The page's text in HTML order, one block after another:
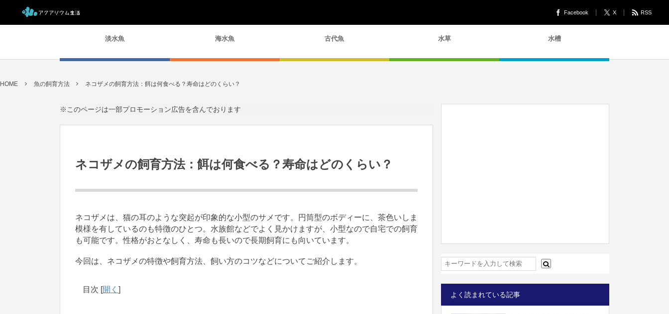
Facebook X RSS
淡水魚 海水魚 古代魚 水草 水槽
HOME 魚の飼育方法 ネコザメの飼育方法：餌は何食べる？寿命はどのくらい？
※このページは一部プロモーション広告を含んでおります
ネコザメの飼育方法：餌は何食べる？寿命はどのくらい？
ネコザメは、猫の耳のような突起が印象的な小型のサメです。円筒型のボディーに、茶色いしま
模様を有しているのも特徴のひとつ。水族館などでよく見かけますが、小型なので自宅での飼育
も可能です。性格がおとなしく、寿命も長いので長期飼育にも向いています。
今回は、ネコザメの特徴や飼育方法、飼い方のコツなどについてご紹介します。
目次 [開く ]
よく読まれている記事